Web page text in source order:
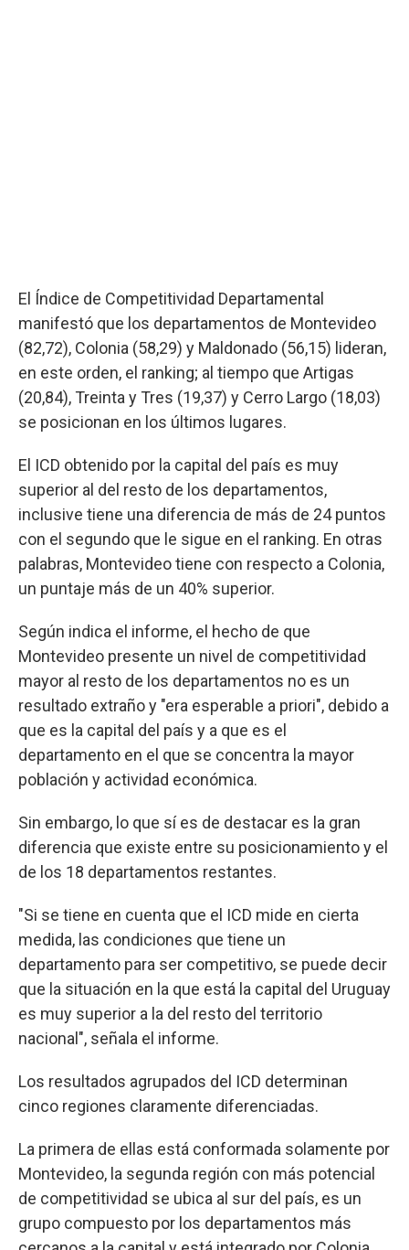
El Índice de Competitividad Departamental
manifestó que los departamentos de Montevideo
(82,72), Colonia (58,29) y Maldonado (56,15) lideran,
en este orden, el ranking; al tiempo que Artigas
(20,84), Treinta y Tres (19,37) y Cerro Largo (18,03)
se posicionan en los últimos lugares.
El ICD obtenido por la capital del país es muy
superior al del resto de los departamentos,
inclusive tiene una diferencia de más de 24 puntos
con el segundo que le sigue en el ranking. En otras
palabras, Montevideo tiene con respecto a Colonia,
un puntaje más de un 40% superior.
Según indica el informe, el hecho de que
Montevideo presente un nivel de competitividad
mayor al resto de los departamentos no es un
resultado extraño y "era esperable a priori", debido a
que es la capital del país y a que es el
departamento en el que se concentra la mayor
población y actividad económica.
Sin embargo, lo que sí es de destacar es la gran
diferencia que existe entre su posicionamiento y el
de los 18 departamentos restantes.
"Si se tiene en cuenta que el ICD mide en cierta
medida, las condiciones que tiene un
departamento para ser competitivo, se puede decir
que la situación en la que está la capital del Uruguay
es muy superior a la del resto del territorio
nacional", señala el informe.
Los resultados agrupados del ICD determinan
cinco regiones claramente diferenciadas.
La primera de ellas está conformada solamente por
Montevideo, la segunda región con más potencial
de competitividad se ubica al sur del país, es un
grupo compuesto por los departamentos más